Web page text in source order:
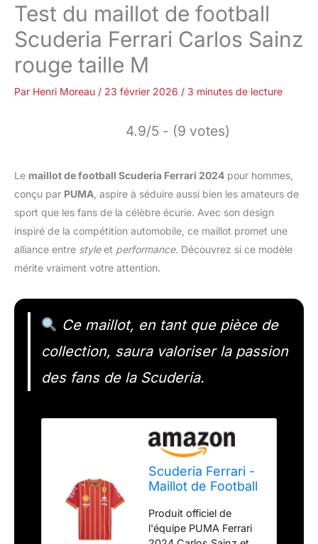
Test du maillot de football
Scuderia Ferrari Carlos Sainz
rouge taille M
Par Henri Moreau / 23 février 2026 / 3 minutes de lecture
4.9/5 - (9 votes)
Le maillot de football Scuderia Ferrari 2024 pour hommes,
conçu par PUMA , aspire à séduire aussi bien les amateurs de
sport que les fans de la célèbre écurie. Avec son design
inspiré de la compétition automobile, ce maillot promet une
alliance entre styleet performance. Découvrez si ce modèle
mérite vraiment votre attention.
Ce maillot, en tant que pièce de
collection, saura valoriser la passion
des fans de la Scuderia.
Scuderia Ferrari -
Maillot de Football
Coupe Homme -
Rouge - Taille : M
Produit officiel de
l'équipe PUMA Ferrari